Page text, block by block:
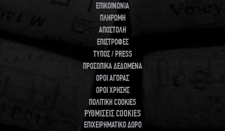
ΕΠΙΚΟΙΝΩΝΙΑ
ΠΛΗΡΩΜΗ
ΑΠΟΣΤΟΛΗ
ΕΠΙΣΤΡΟΦΕΣ
ΤΥΠΟΣ / PRESS
ΠΡΟΣΩΠΙΚΑ ΔΕΔΟΜΕΝΑ
ΟΡΟΙ ΑΓΟΡΑΣ
ΟΡΟΙ ΧΡΗΣΗΣ
ΠΟΛΙΤΙΚΗ COOKIES
ΡΥΘΜΙΣΕΙΣ COOKIES
ΕΠΙΧΕΙΡΗΜΑΤΙΚΟ ΔΩΡΟ